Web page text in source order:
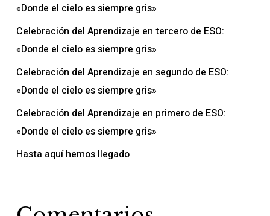
«Donde el cielo es siempre gris»
Celebración del Aprendizaje en tercero de ESO:
«Donde el cielo es siempre gris»
Celebración del Aprendizaje en segundo de ESO:
«Donde el cielo es siempre gris»
Celebración del Aprendizaje en primero de ESO:
«Donde el cielo es siempre gris»
Hasta aquí hemos llegado